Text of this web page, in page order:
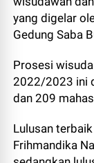
yang digelar
Gedung Saba
Prosesi
2022/2023 ini
dan 209
Lulusan
Frihmandika